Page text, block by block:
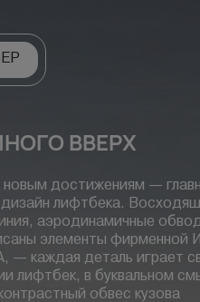
ВВЕРХ
новым достижениям —
дизайн лифтбека.
аэродинамичные
элементы фирменной
— каждая деталь играет
лифтбек, в буквальном
обвес кузова